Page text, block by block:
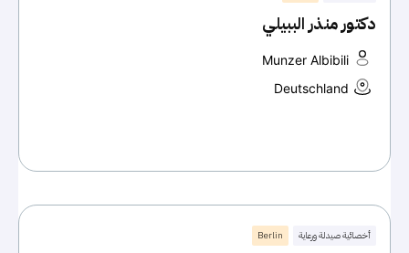
دكتور منذر الببيلي
Munzer Albibili
Deutschland
أخصائية صيدلة ورعاية Berlin